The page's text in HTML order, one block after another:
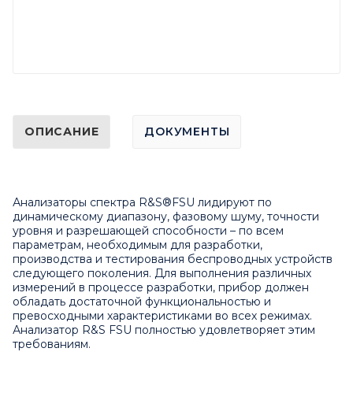
ОПИСАНИЕ ДОКУМЕНТЫ
Анализаторы спектра R&S®FSU лидируют по
динамическому диапазону, фазовому шуму, точности
уровня и разрешающей способности – по всем
параметрам, необходимым для разработки,
производства и тестирования беспроводных устройств
следующего поколения. Для выполнения различных
измерений в процессе разработки, прибор должен
обладать достаточной функциональностью и
превосходными характеристиками во всех режимах.
Анализатор R&S FSU полностью удовлетворяет этим
требованиям.